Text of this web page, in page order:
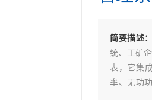
简要描述
统、工矿
表，它集
率、无功